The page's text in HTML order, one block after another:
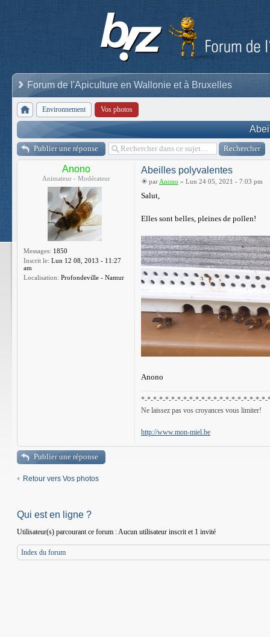
Forum de l'Apiculture en Wallonie et à Bruxelles
Environnement Vos photos
Publier une réponse
Anono
Animateur - Modérateur
Messages: 1850
Inscrit le: Lun 12 08, 2013 - 11:27
am
Localisation: Profondeville - Namur
Abeilles polyvalentes
par Anono » Lun 24 05, 2021 - 7:03 pm
Salut,
Elles sont belles, pleines de pollen!
Anono
*-*-*-*-*-*-*-*-*-*-*-*-*-*-*-*-*-*-*-*-*-
Ne laissez pas vos croyances vous limiter!
http://www.mon-miel.be
Publier une réponse
Retour vers Vos photos
Qui est en ligne ?
Utilisateur(s) parcourant ce forum : Aucun utilisateur inscrit et 1 invité
Index du forum